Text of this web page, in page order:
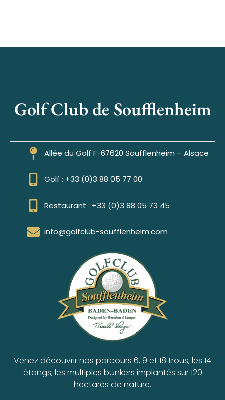
Golf Club de Soufflenheim
Allée du Golf F-67620 Soufflenheim – Alsace
Golf : +33 (0)3 88 05 77 00
Restaurant : +33 (0)3 88 05 73 45
info@golfclub-soufflenheim.com
Venez découvrir nos parcours 6, 9 et 18 trous, les 14
étangs, les multiples bunkers implantés sur 120
hectares de nature.